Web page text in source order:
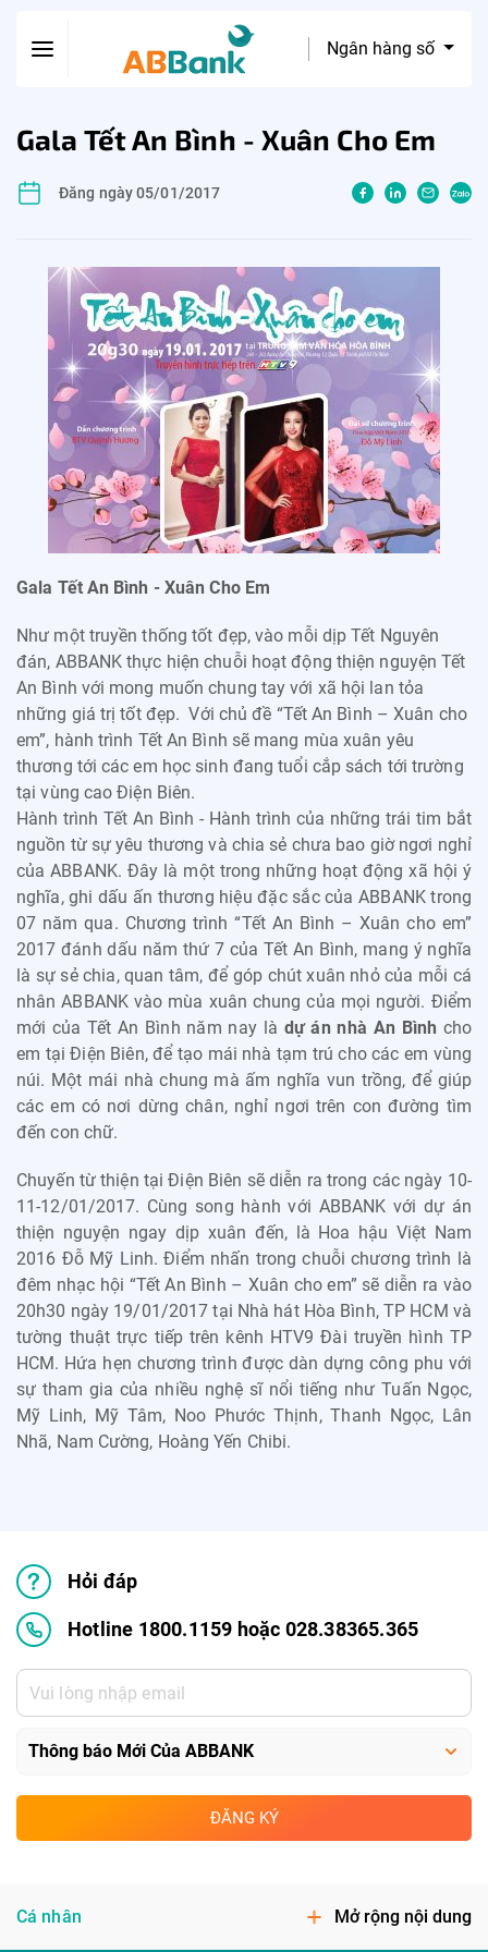
Ngân hàng số
Gala Tết An Bình - Xuân Cho Em
Đăng ngày 05/01/2017
Gala Tết An Bình - Xuân Cho Em
Như một truyền thống tốt đẹp, vào mỗi dịp Tết Nguyên
đán, ABBANK thực hiện chuỗi hoạt động thiện nguyện Tết
An Bình với mong muốn chung tay với xã hội lan tỏa
những giá trị tốt đẹp. Với chủ đề “Tết An Bình – Xuân cho
em”, hành trình Tết An Bình sẽ mang mùa xuân yêu
thương tới các em học sinh đang tuổi cắp sách tới trường
tại vùng cao Điện Biên.
Hành trình Tết An Bình - Hành trình của những trái tim bắt
nguồn từ sự yêu thương và chia sẻ chưa bao giờ ngơi nghỉ
của ABBANK. Đây là một trong những hoạt động xã hội ý
nghĩa, ghi dấu ấn thương hiệu đặc sắc của ABBANK trong
07 năm qua. Chương trình “Tết An Bình – Xuân cho em”
2017 đánh dấu năm thứ 7 của Tết An Bình, mang ý nghĩa
là sự sẻ chia, quan tâm, để góp chút xuân nhỏ của mỗi cá
nhân ABBANK vào mùa xuân chung của mọi người. Điểm
mới của Tết An Bình năm nay là dự án nhà An Bình cho
em tại Điện Biên, để tạo mái nhà tạm trú cho các em vùng
núi. Một mái nhà chung mà ấm nghĩa vun trồng, để giúp
các em có nơi dừng chân, nghỉ ngơi trên con đường tìm
đến con chữ.
Chuyến từ thiện tại Điện Biên sẽ diễn ra trong các ngày 10-
11-12/01/2017. Cùng song hành với ABBANK với dự án
thiện nguyện ngay dịp xuân đến, là Hoa hậu Việt Nam
2016 Đỗ Mỹ Linh. Điểm nhấn trong chuỗi chương trình là
đêm nhạc hội “Tết An Bình – Xuân cho em” sẽ diễn ra vào
20h30 ngày 19/01/2017 tại Nhà hát Hòa Bình, TP HCM và
tường thuật trực tiếp trên kênh HTV9 Đài truyền hình TP
HCM. Hứa hẹn chương trình được dàn dựng công phu với
sự tham gia của nhiều nghệ sĩ nổi tiếng như Tuấn Ngọc,
Mỹ Linh, Mỹ Tâm, Noo Phước Thịnh, Thanh Ngọc, Lân
Nhã, Nam Cường, Hoàng Yến Chibi.
Hỏi đáp
Hotline 1800.1159 hoặc 028.38365.365
ĐĂNG KÝ
Cá nhân Mở rộng nội dung